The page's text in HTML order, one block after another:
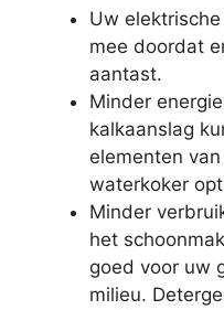
Uw
mee doordat
aantast.
Minder
kalkaanslag
elementen
waterkoker
Minder
het
goed voor uw
milieu.